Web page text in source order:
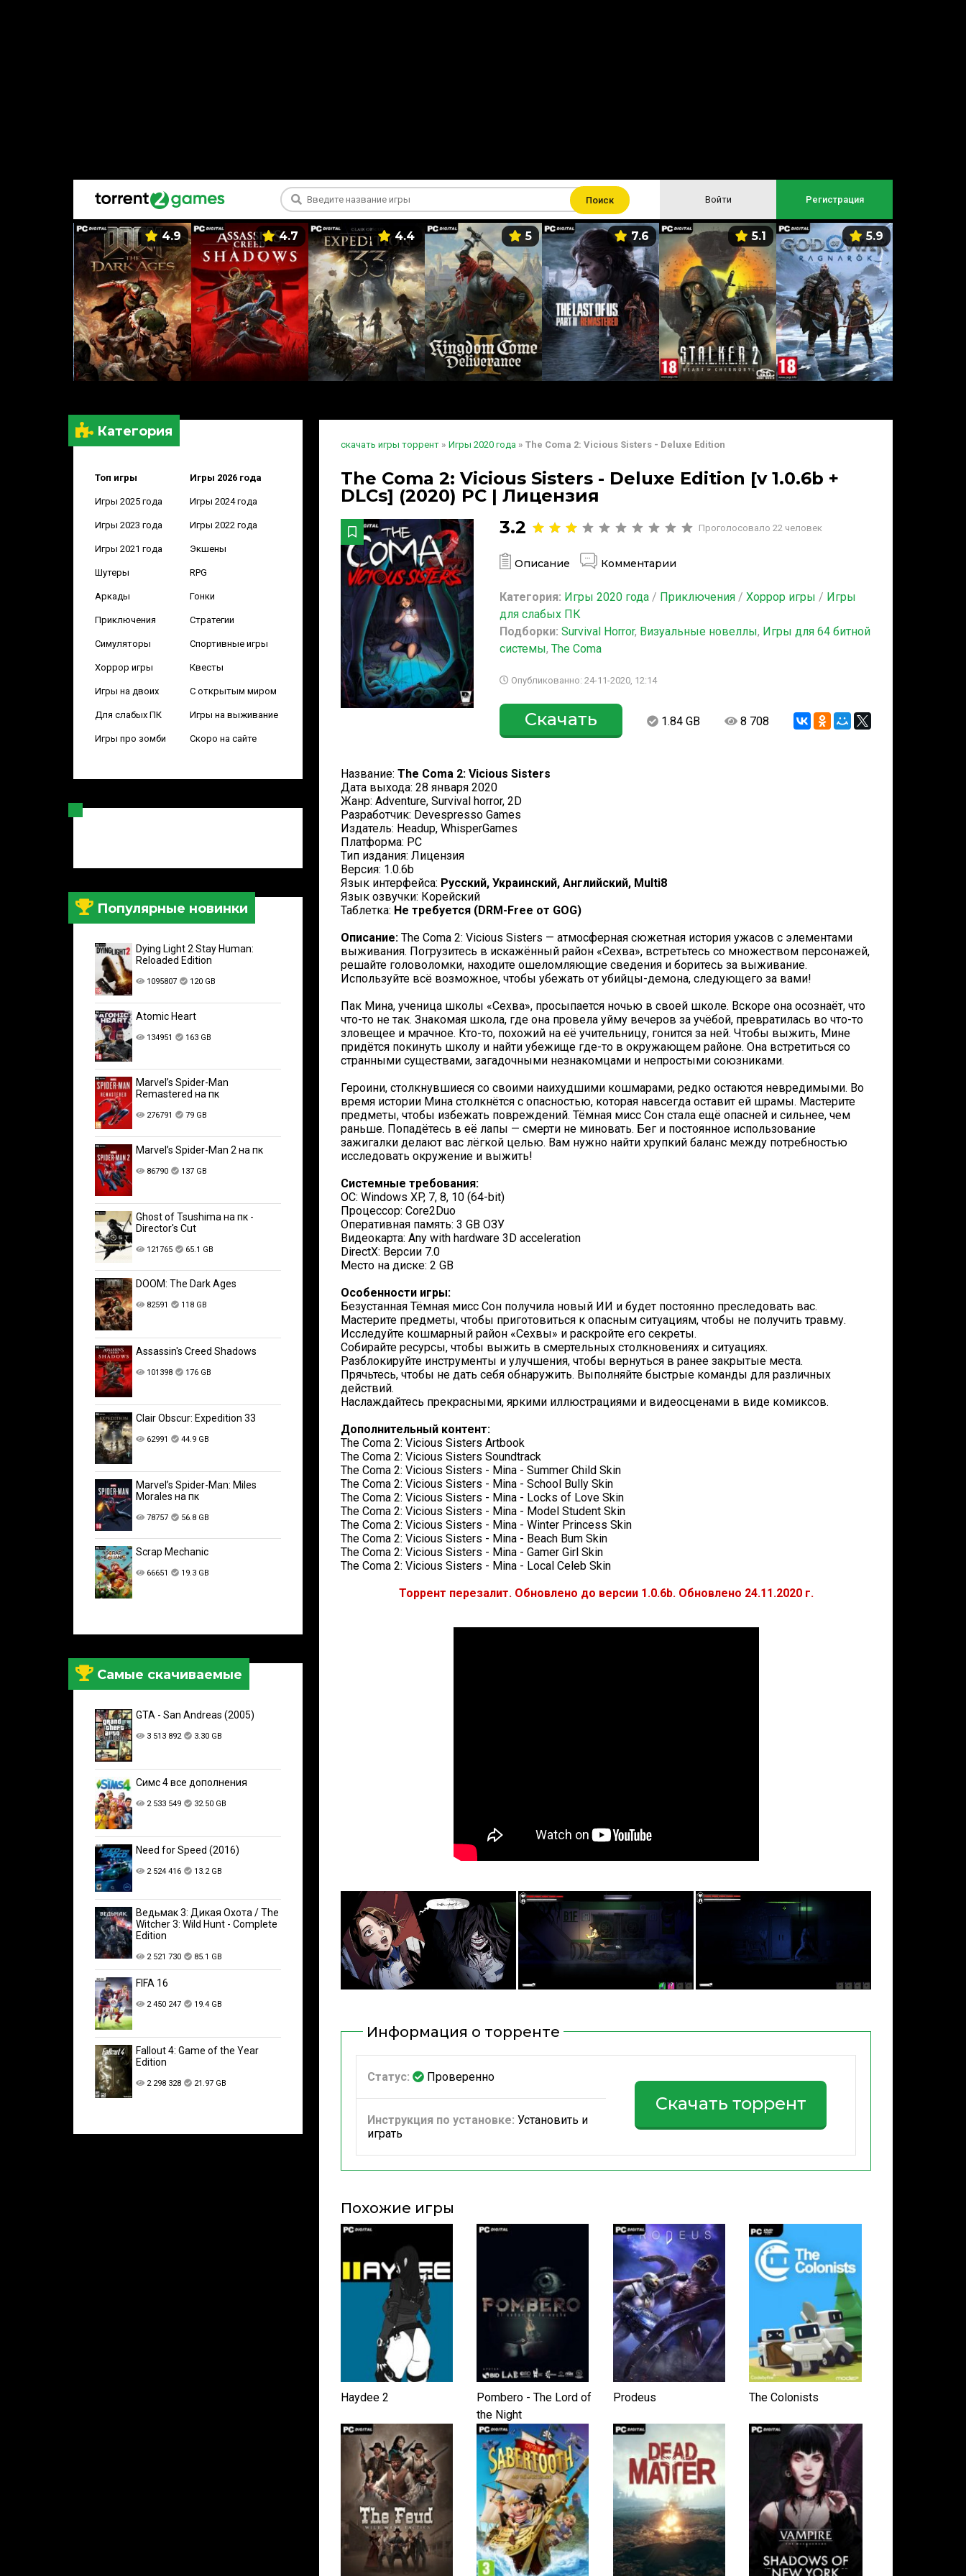
Поиск Войти Регистрация
4.9 4.7 4.4 5 7.6 5.1 5.9
Категория
Топ игры Игры 2026 года
Игры 2025 года Игры 2024 года
Игры 2023 года Игры 2022 года
Игры 2021 года Экшены
Шутеры RPG
Аркады Гонки
Приключения Стратегии
Симуляторы Спортивные игры
Хоррор игры Квесты
Игры на двоих С открытым миром
Для слабых ПК Игры на выживание
Игры про зомби Скоро на сайте
Популярные новинки
Dying Light 2 Stay Human:
Reloaded Edition
1095807 120 GB
Atomic Heart
134951 163 GB
Marvel’s Spider-Man
Remastered на пк
276791 79 GB
Marvel’s Spider-Man 2 на пк
86790 137 GB
Ghost of Tsushima на пк -
Director's Cut
121765 65.1 GB
DOOM: The Dark Ages
82591 118 GB
Assassin's Creed Shadows
101398 176 GB
Clair Obscur: Expedition 33
62991 44.9 GB
Marvel’s Spider-Man: Miles
Morales на пк
78757 56.8 GB
Scrap Mechanic
66651 19.3 GB
Самые скачиваемые
GTA - San Andreas (2005)
3 513 892 3.30 GB
Симс 4 все дополнения
2 533 549 32.50 GB
Need for Speed (2016)
2 524 416 13.2 GB
Ведьмак 3: Дикая Охота / The
Witcher 3: Wild Hunt - Complete
Edition
2 521 730 85.1 GB
FIFA 16
2 450 247 19.4 GB
Fallout 4: Game of the Year
Edition
2 298 328 21.97 GB
скачать игры торрент » Игры 2020 года » The Coma 2: Vicious Sisters - Deluxe Edition
The Coma 2: Vicious Sisters - Deluxe Edition [v 1.0.6b +
DLCs] (2020) PC | Лицензия
3.2
Проголосовало22 человек
Описание Комментарии
Категория: Игры 2020 года / Приключения /Хоррор игры / Игры
для слабых ПК
Подборки: Survival Horror, Визуальные новеллы, Игры для 64 битной
системы,The Coma
Опубликованно: 24-11-2020, 12:14
Скачать 1.84 GB 8 708
Название: The Coma 2: Vicious Sisters
Дата выхода: 28 января 2020
Жанр: Adventure, Survival horror, 2D
Разработчик: Devespresso Games
Издатель: Headup, WhisperGames
Платформа: PC
Тип издания: Лицензия
Версия: 1.0.6b
Язык интерфейса: Русский, Украинский, Английский, Multi8
Язык озвучки: Корейский
Таблетка: Не требуется (DRM-Free от GOG)
Описание: The Coma 2: Vicious Sisters — атмосферная сюжетная история ужасов с элементами
выживания. Погрузитесь в искажённый район «Сехва», встретьтесь со множеством персонажей,
решайте головоломки, находите ошеломляющие сведения и боритесь за выживание.
Используйте всё возможное, чтобы убежать от убийцы-демона, следующего за вами!
Пак Мина, ученица школы «Сехва», просыпается ночью в своей школе. Вскоре она осознаёт, что
что-то не так. Знакомая школа, где она провела уйму вечеров за учёбой, превратилась во что-то
зловещее и мрачное. Кто-то, похожий на её учительницу, гонится за ней. Чтобы выжить, Мине
придётся покинуть школу и найти убежище где-то в окружающем районе. Она встретиться со
странными существами, загадочными незнакомцами и непростыми союзниками.
Героини, столкнувшиеся со своими наихудшими кошмарами, редко остаются невредимыми. Во
время истории Мина столкнётся с опасностью, которая навсегда оставит ей шрамы. Мастерите
предметы, чтобы избежать повреждений. Тёмная мисс Сон стала ещё опасней и сильнее, чем
раньше. Попадётесь в её лапы — смерти не миновать. Бег и постоянное использование
зажигалки делают вас лёгкой целью. Вам нужно найти хрупкий баланс между потребностью
исследовать окружение и выжить!
Системные требования:
ОС: Windows XP, 7, 8, 10 (64-bit)
Процессор: Core2Duo
Оперативная память: 3 GB ОЗУ
Видеокарта: Any with hardware 3D acceleration
DirectX: Версии 7.0
Место на диске: 2 GB
Особенности игры:
Безустанная Тёмная мисс Сон получила новый ИИ и будет постоянно преследовать вас.
Мастерите предметы, чтобы приготовиться к опасным ситуациям, чтобы не получить травму.
Исследуйте кошмарный район «Сехвы» и раскройте его секреты.
Собирайте ресурсы, чтобы выжить в смертельных столкновениях и ситуациях.
Разблокируйте инструменты и улучшения, чтобы вернуться в ранее закрытые места.
Прячьтесь, чтобы не дать себя обнаружить. Выполняйте быстрые команды для различных
действий.
Наслаждайтесь прекрасными, яркими иллюстрациями и видеосценами в виде комиксов.
Дополнительный контент:
The Coma 2: Vicious Sisters Artbook
The Coma 2: Vicious Sisters Soundtrack
The Coma 2: Vicious Sisters - Mina - Summer Child Skin
The Coma 2: Vicious Sisters - Mina - School Bully Skin
The Coma 2: Vicious Sisters - Mina - Locks of Love Skin
The Coma 2: Vicious Sisters - Mina - Model Student Skin
The Coma 2: Vicious Sisters - Mina - Winter Princess Skin
The Coma 2: Vicious Sisters - Mina - Beach Bum Skin
The Coma 2: Vicious Sisters - Mina - Gamer Girl Skin
The Coma 2: Vicious Sisters - Mina - Local Celeb Skin
Торрент перезалит. Обновлено до версии 1.0.6b. Обновлено 24.11.2020 г.
Информация о торренте
Статус: Проверенно
Инструкция по установке: Установить и
играть
Скачать торрент
Похожие игры
Haydee 2
Pombero - The Lord of
the Night
Prodeus The Colonists